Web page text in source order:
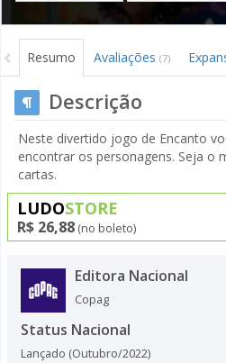
Resumo Avaliações (7)
Descrição
Neste divertido jogo de Encanto
encontrar os personagens. Seja o
cartas.
LUDOSTORE
R$ 26,88 (no boleto)
Editora Nacional
Copag
Status Nacional
Lançado (Outubro/2022)